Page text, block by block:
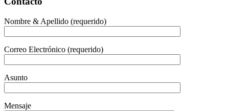
Nombre & Apellido (requerido)
Correo Electrónico (requerido)
Asunto
Mensaje